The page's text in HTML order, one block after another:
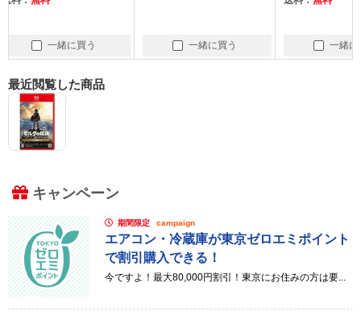
一緒に買う 一緒に買う 一
最近閲覧した商品
キャンペーン
期間限定 campaign
エアコン・冷蔵庫が東京ゼロエミポイント
で割引購入できる！
今ですよ！最大80,000円割引！東京にお住みの方は要...